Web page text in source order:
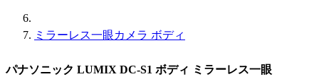
ミラーレス一眼カメラ ボディ
パナソニック LUMIX DC-S1 ボディ ミラーレス一眼